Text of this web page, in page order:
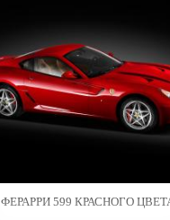
ФЕРАРРИ 599 КРАСНОГО